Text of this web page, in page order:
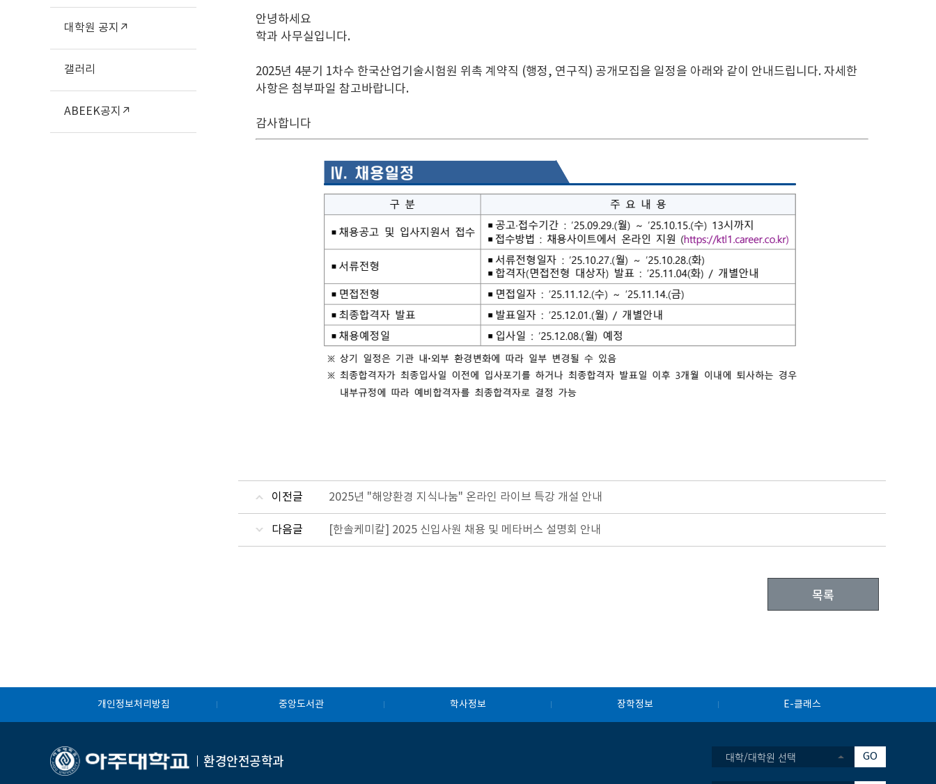
대학원 공지↗
갤러리
ABEEK공지↗
안녕하세요
학과 사무실입니다.
2025년 4분기 1차수 한국산업기술시험원 위촉 계약직 (행정, 연구직) 공개모집을 일정을 아래와 같이 안내드립니다. 자세한
사항은 첨부파일 참고바랍니다.
감사합니다
이전글 2025년 "해양환경 지식나눔" 온라인 라이브 특강 개설 안내
다음글 [한솔케미칼] 2025 신입사원 채용 및 메타버스 설명회 안내
목록
개인정보처리방침 중앙도서관 학사정보 장학정보 E-클래스
대학/대학원 선택 GO
환경안전공학과